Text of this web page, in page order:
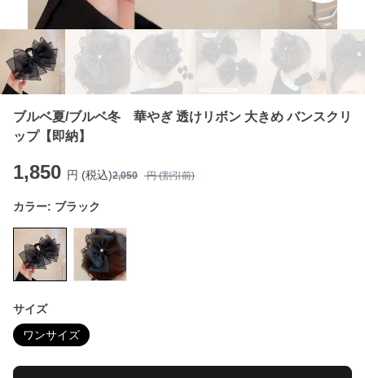
ブルベ夏/ブルベ冬 華やぎ 透けリボン 大きめ バンスクリ
ップ【即納】
1,850 円 (税込)2,050 円 (割引前)
カラー: ブラック
サイズ
ワンサイズ